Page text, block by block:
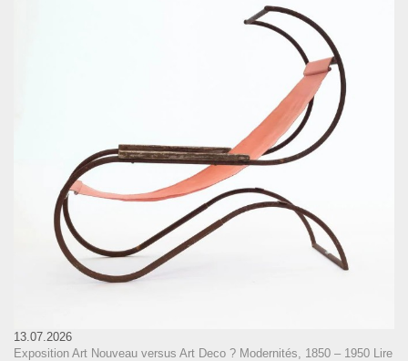
13.07.2026
Exposition Art Nouveau versus Art Deco ? Modernités, 1850 – 1950 Lire